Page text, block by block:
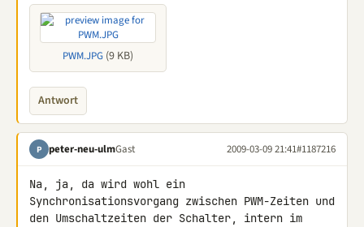
PWM.JPG (9 KB)
Antwort
P peter-neu-ulmGast 2009-03-09 21:41#1187216
Na, ja, da wird wohl ein
Synchronisationsvorgang zwischen PWM-Zeiten und
den Umschaltzeiten der Schalter, intern im